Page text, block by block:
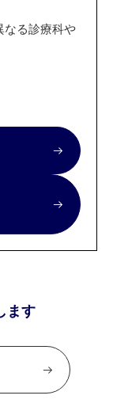
なる診療科や
ます